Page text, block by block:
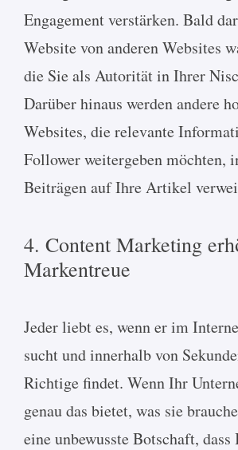
Engagement verstärken. Bald
Website von anderen Websites
die Sie als Autorität in Ihrer
Darüber hinaus werden andere
Websites, die relevante
Follower weitergeben möchten,
Beiträgen auf Ihre Artikel
4. Content Marketing
Markentreue
Jeder liebt es, wenn er im
sucht und innerhalb von
Richtige findet. Wenn Ihr
genau das bietet, was sie
eine unbewusste Botschaft, dass